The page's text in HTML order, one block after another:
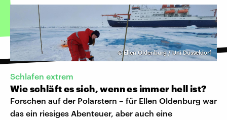
©Ellen Oldenburg / Uni Düsseldorf
Schlafen extrem
Wie schläft es sich, wenn es immer hell ist?
Forschen auf der Polarstern – für Ellen Oldenburg war
das ein riesiges Abenteuer, aber auch eine